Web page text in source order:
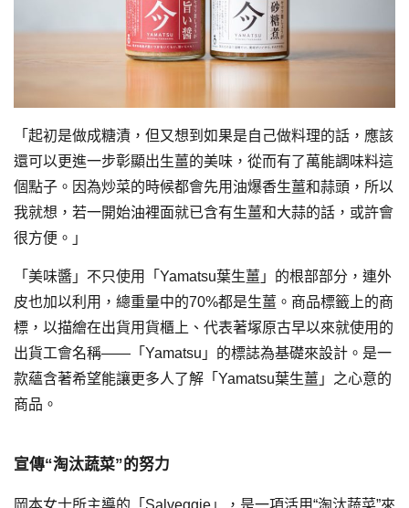
「起初是做成糖漬，但又想到如果是自己做料理的話，應該
還可以更進一步彰顯出生薑的美味，從而有了萬能調味料這
個點子。因為炒菜的時候都會先用油爆香生薑和蒜頭，所以
我就想，若一開始油裡面就已含有生薑和大蒜的話，或許會
很方便。」
「美味醬」不只使用「Yamatsu葉生薑」的根部部分，連外
皮也加以利用，總重量中的70%都是生薑。商品標籤上的商
標，以描繪在出貨用貨櫃上、代表著塚原古早以來就使用的
出貨工會名稱——「Yamatsu」的標誌為基礎來設計。是一
款蘊含著希望能讓更多人了解「Yamatsu葉生薑」之心意的
商品。
宣傳“淘汰蔬菜”的努力